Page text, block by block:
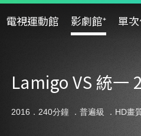
電視運動館 影劇館⁺ 單
Lamigo VS 統一
2016．240分鐘 ． 普遍級 ．HD畫